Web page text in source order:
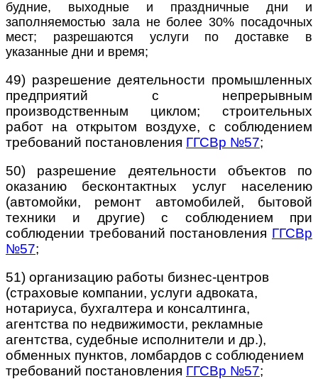
будние, выходные и праздничные дни и
заполняемостью зала не более 30% посадочных
мест; разрешаются услуги по доставке в
указанные дни и время;
49) разрешение деятельности промышленных
предприятий с непрерывным
производственным циклом; строительных
работ на открытом воздухе, с соблюдением
требований постановления ГГСВр №57;
50) разрешение деятельности объектов по
оказанию бесконтактных услуг населению
(автомойки, ремонт автомобилей, бытовой
техники и другие) с соблюдением при
соблюдении требований постановления ГГСВр
№57;
51) организацию работы бизнес-центров
(страховые компании, услуги адвоката,
нотариуса, бухгалтера и консалтинга,
агентства по недвижимости, рекламные
агентства, судебные исполнители и др.),
обменных пунктов, ломбардов с соблюдением
требований постановления ГГСВр №57;